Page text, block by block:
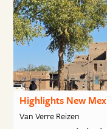
Highlights New
Van Verre Reizen